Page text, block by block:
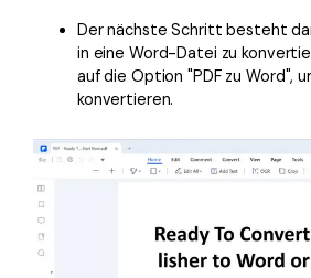
Der nächste Schritt besteht
in eine Word-Datei zu
auf die Option "PDF zu Word",
konvertieren.